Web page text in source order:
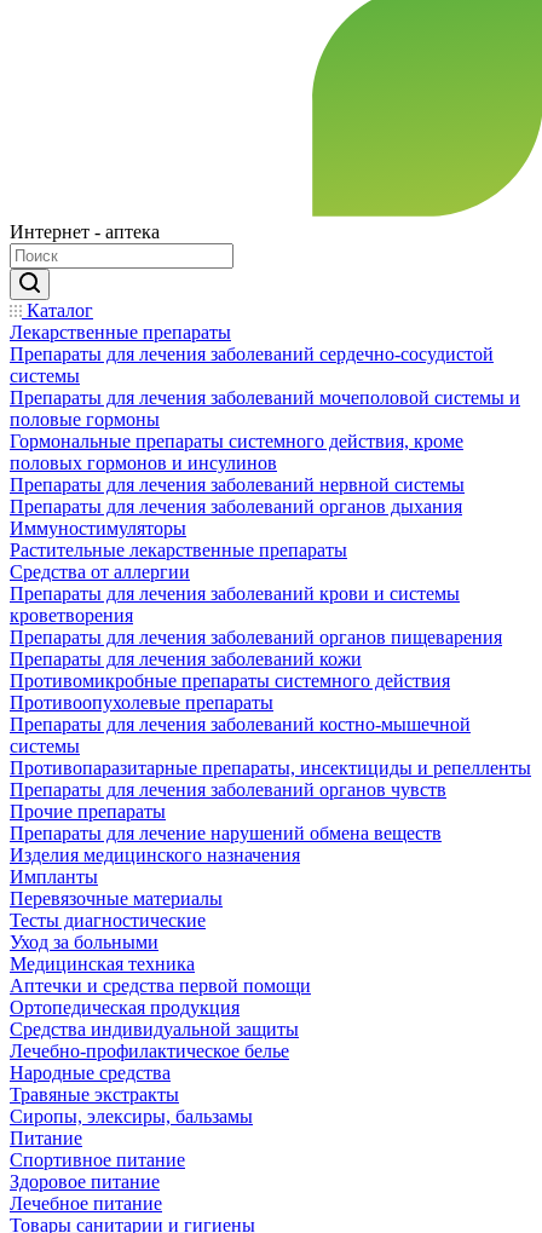
Интернет - аптека
Каталог
Лекарственные препараты
Препараты для лечения заболеваний сердечно-сосудистой
системы
Препараты для лечения заболеваний мочеполовой системы и
половые гормоны
Гормональные препараты системного действия, кроме
половых гормонов и инсулинов
Препараты для лечения заболеваний нервной системы
Препараты для лечения заболеваний органов дыхания
Иммуностимуляторы
Растительные лекарственные препараты
Средства от аллергии
Препараты для лечения заболеваний крови и системы
кроветворения
Препараты для лечения заболеваний органов пищеварения
Препараты для лечения заболеваний кожи
Противомикробные препараты системного действия
Противоопухолевые препараты
Препараты для лечения заболеваний костно-мышечной
системы
Противопаразитарные препараты, инсектициды и репелленты
Препараты для лечения заболеваний органов чувств
Прочие препараты
Препараты для лечение нарушений обмена веществ
Изделия медицинского назначения
Импланты
Перевязочные материалы
Тесты диагностические
Уход за больными
Медицинская техника
Аптечки и средства первой помощи
Ортопедическая продукция
Средства индивидуальной защиты
Лечебно-профилактическое белье
Народные средства
Травяные экстракты
Сиропы, элексиры, бальзамы
Питание
Спортивное питание
Здоровое питание
Лечебное питание
Товары санитарии и гигиены